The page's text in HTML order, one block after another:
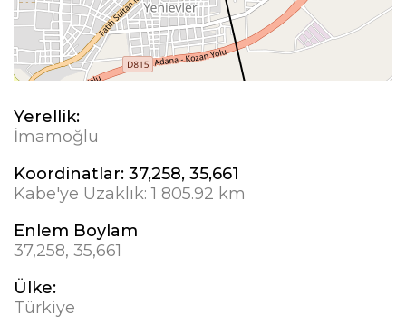
Yerellik:
İmamoğlu
Koordinatlar: 37,258, 35,661
Kabe'ye Uzaklık:1 805.92 km
Enlem Boylam
37,258, 35,661
Ülke:
Türkiye